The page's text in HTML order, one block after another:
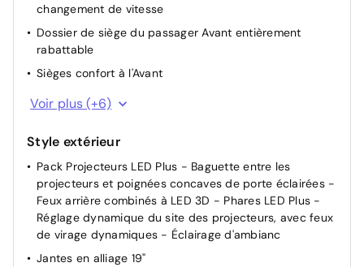
Frein de stationnement électronique y compris
fonction Auto Hold
Direction assistée électromécanique dépendant de la
vitesse
récupération de l'énergie au freinage
Câble de recharge rapide à domicile (22 kW) ou sur
borne publique (43 kW)
Câble de recharge pour prise domestique
Prise 12 V dans la console centrale à l'avant
Prise 12 V dans le coffre à bagages
changement de vitesse
Dossier de siège du passager Avant entièrement
rabattable
Sièges confort à l'Avant
Appuie-tête à sécurité optimisée à l'avant
rabattable asymétriquement, incl. réglable; ac trappe
de chargement
Miroirs de courtoisie éclairés dans les pare-soleil
Déverrouillage à distance pour le dossier de
banquette arrière
Éclairage d'ambiance à 10 couleurs, dans le tableau de
bord ainsi que dans les portes
Voir plus (+6)
Style extérieur
Pack Projecteurs LED Plus - Baguette entre les
projecteurs et poignées concaves de porte éclairées -
Feux arrière combinés à LED 3D - Phares LED Plus -
Réglage dynamique du site des projecteurs, avec feux
de virage dynamiques - Éclairage d'ambianc
Jantes en alliage 19"